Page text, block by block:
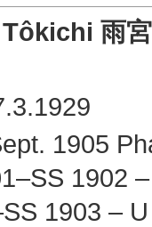
雨
1905
1902
1903 –